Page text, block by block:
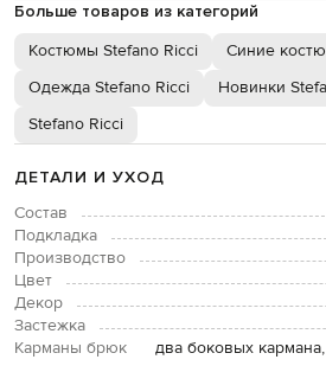
Больше товаров из категорий
Костюмы Stefano Ricci
Синие
Одежда Stefano Ricci
Новинки
Stefano Ricci
ДЕТАЛИ И УХОД
Состав
Подкладка
Производство
Цвет
Декор
Застежка
Карманы брюк
два боковых